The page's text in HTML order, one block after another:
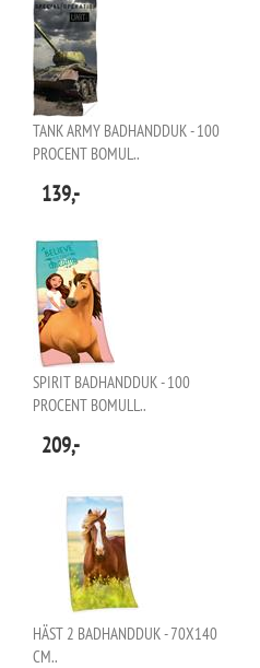
TANK ARMY BADHANDDUK - 100
PROCENT BOMUL..
139,-
SPIRIT BADHANDDUK - 100
PROCENT BOMULL..
209,-
HÄST 2 BADHANDDUK - 70X140
CM..